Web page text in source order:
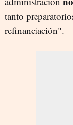
tanto
refinanciación".